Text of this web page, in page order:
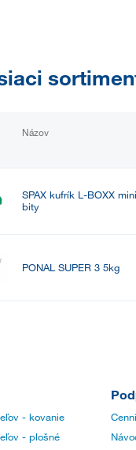
Názov
SPAX kufrík L-BOXX
bity
PONAL SUPER 3 5kg
- kovanie
- plošné